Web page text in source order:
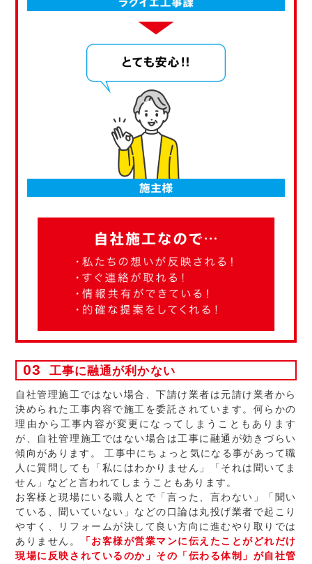
03 工事に融通が利かない
自社管理施工ではない場合、下請け業者は元請け業者から
決められた工事内容で施工を委託されています。何らかの
理由から工事内容が変更になってしまうこともあります
が、自社管理施工ではない場合は工事に融通が効きづらい
傾向があります。 工事中にちょっと気になる事があって職
人に質問しても「私にはわかりません」「それは聞いてま
せん」などと言われてしまうこともあります。
お客様と現場にいる職人とで「言った、言わない」「聞い
ている、聞いていない」などの口論は丸投げ業者で起こり
やすく、リフォームが決して良い方向に進むやり取りでは
ありません。
「お客様が営業マンに伝えたことがどれだけ
現場に反映されているのか」その「伝わる体制」が自社管